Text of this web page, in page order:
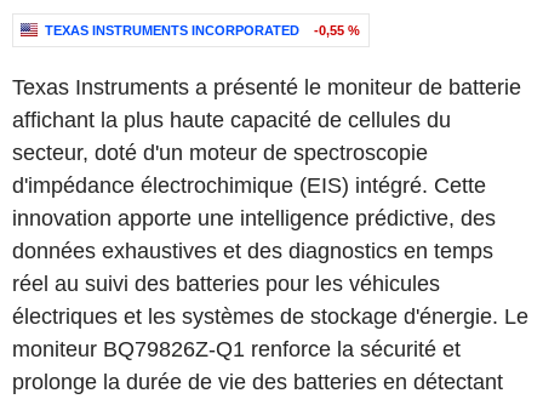
TEXAS INSTRUMENTS INCORPORATED -0,55 %
Texas Instruments a présenté le moniteur de batterie
affichant la plus haute capacité de cellules du
secteur, doté d'un moteur de spectroscopie
d'impédance électrochimique (EIS) intégré. Cette
innovation apporte une intelligence prédictive, des
données exhaustives et des diagnostics en temps
réel au suivi des batteries pour les véhicules
électriques et les systèmes de stockage d'énergie. Le
moniteur BQ79826Z-Q1 renforce la sécurité et
prolonge la durée de vie des batteries en détectant